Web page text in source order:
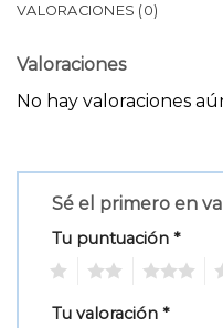
VALORACIONES (0)
Valoraciones
No hay valoraciones
Sé el primero en
Tu puntuación *
Tu valoración *